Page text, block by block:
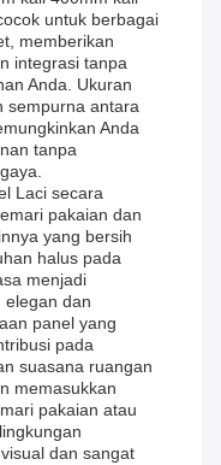
untuk berbagai
memberikan
integrasi tanpa
Anda. Ukuran
sempurna antara
Anda
tanpa
Laci secara
pakaian dan
yang bersih
halus pada
menjadi
elegan dan
panel yang
pada
suasana ruangan
memasukkan
pakaian atau
dan sangat